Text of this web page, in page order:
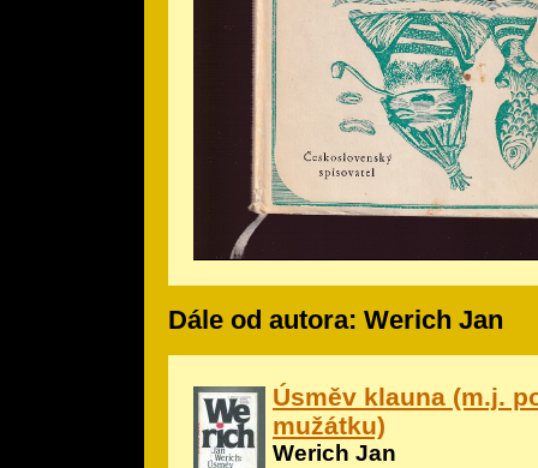
Dále od autora: Werich Jan
Úsměv klauna (m.j.
mužátku)
Werich Jan